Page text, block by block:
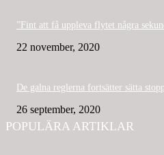
”Fint att få uppleva flytet några
22 november, 2020
De galna reglerna fortsätter sätta
26 september, 2020
POPULÄRA ARTIKLAR